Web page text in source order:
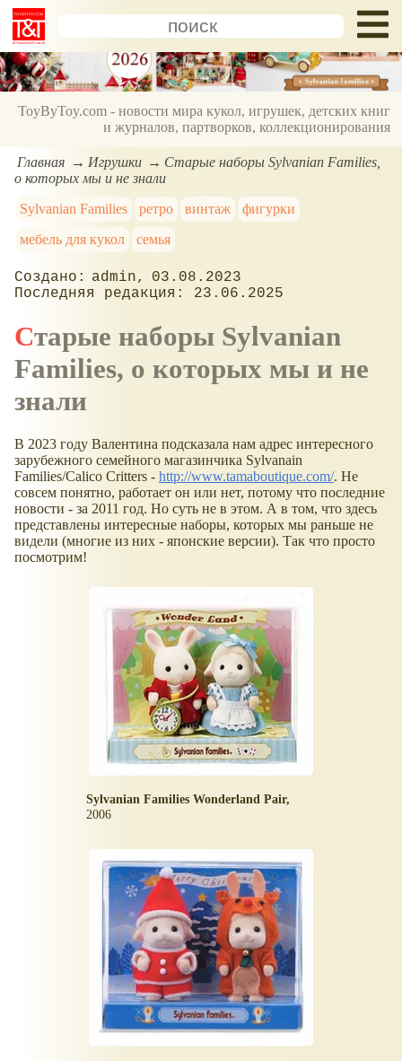
ToyByToy.com - новости мира кукол, игрушек, детских книг
и журналов, партворков, коллекционирования
Главная Игрушки
Старые наборы Sylvanian Families,
о которых мы и не знали
Sylvanian Families
ретро винтаж
фигурки
мебель для кукол
семья
admin
03.08.2023
23.06.2025
Старые наборы Sylvanian
Families, о которых мы и не
знали
В 2023 году Валентина подсказала нам адрес интересного
зарубежного семейного магазинчика Sylvanain
Families/Calico Critters - http://www.tamaboutique.com/. Не
совсем понятно, работает он или нет, потому что последние
новости - за 2011 год. Но суть не в этом. А в том, что здесь
представлены интересные наборы, которых мы раньше не
видели (многие из них - японские версии). Так что просто
посмотрим!
Sylvanian Families Wonderland Pair,
2006